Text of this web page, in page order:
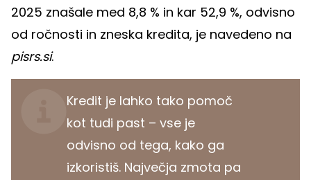
2025 znašale med 8,8 % in kar 52,9 %, odvisno
od ročnosti in zneska kredita, je navedeno na
pisrs.si.
Kredit je lahko tako pomoč
kot tudi past – vse je
odvisno od tega, kako ga
izkoristiš. Največja zmota pa